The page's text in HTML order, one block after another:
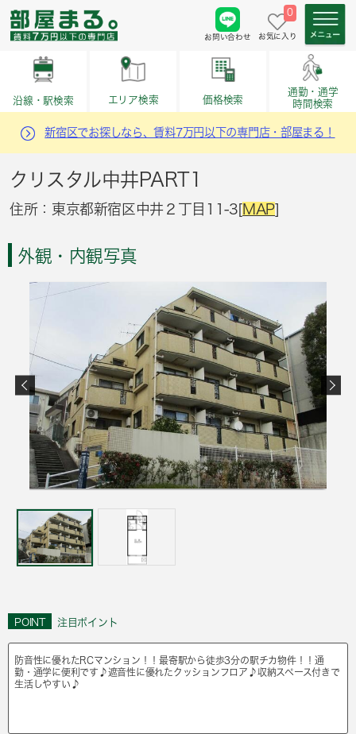
お問い合わせ
0
お気に入り
沿線・駅検索 エリア検索 価格検索
通勤・通学
時間検索
新宿区でお探しなら、賃料7万円以下の専門店・部屋まる！
クリスタル中井PART1
住所：東京都新宿区中井２丁目11-3[MAP]
外観・内観写真
POINT 注目ポイント
防音性に優れたRCマンション！！最寄駅から徒歩3分の駅チカ物件！！通
勤・通学に便利です♪遮音性に優れたクッションフロア♪収納スペース付きで
生活しやすい♪